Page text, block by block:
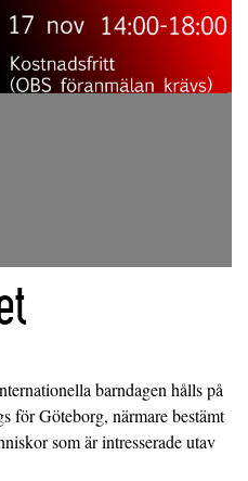
barndagen hålls på
för Göteborg, närmare bestämt
som är intresserade utav